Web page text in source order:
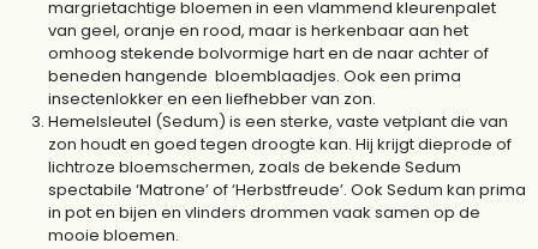
margrietachtige bloemen in een vlammend kleurenpalet
van geel, oranje en rood, maar is herkenbaar aan het
omhoog stekende bolvormige hart en de naar achter of
beneden hangende bloemblaadjes. Ook een prima
insectenlokker en een liefhebber van zon.
Hemelsleutel (Sedum) is een sterke, vaste vetplant die van
zon houdt en goed tegen droogte kan. Hij krijgt dieprode of
lichtroze bloemschermen, zoals de bekende Sedum
spectabile ‘Matrone’ of ‘Herbstfreude’. Ook Sedum kan prima
in pot en bijen en vlinders drommen vaak samen op de
mooie bloemen.